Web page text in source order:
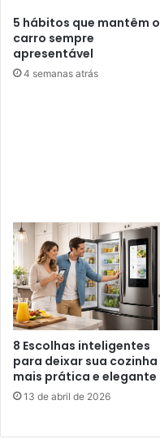
5 hábitos que mantêm o
carro sempre
apresentável
4 semanas atrás
8 Escolhas inteligentes
para deixar sua cozinha
mais prática e elegante
13 de abril de 2026